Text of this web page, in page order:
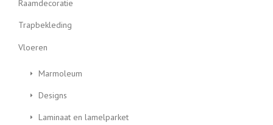
Raamdecoratie
Trapbekleding
Vloeren
Marmoleum
Designs
Laminaat en lamelparket